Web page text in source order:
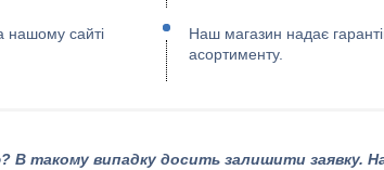
нашому сайті
Наш магазин надає
асортименту.
такому випадку досить залишити заявку.